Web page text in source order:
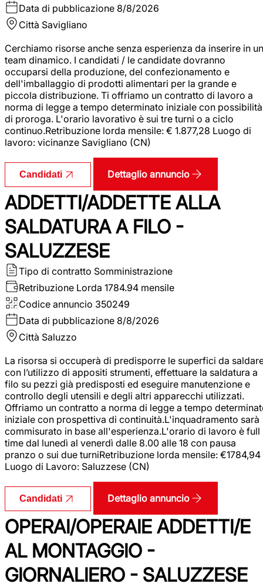
Data di pubblicazione 8/8/2026
Città Savigliano
Cerchiamo risorse anche senza esperienza da inserire in un
team dinamico. I candidati / le candidate dovranno
occuparsi della produzione, del confezionamento e
dell'imballaggio di prodotti alimentari per la grande e
piccola distribuzione. Ti offriamo un contratto di lavoro a
norma di legge a tempo determinato iniziale con possibilità
di proroga. L'orario lavorativo è sui tre turni o a ciclo
continuo.Retribuzione lorda mensile: € 1.877,28 Luogo di
lavoro: vicinanze Savigliano (CN)
Candidati Dettaglio annuncio
ADDETTI/ADDETTE ALLA
SALDATURA A FILO -
SALUZZESE
Tipo di contratto Somministrazione
Retribuzione Lorda 1784.94 mensile
Codice annuncio 350249
Data di pubblicazione 8/8/2026
Città Saluzzo
La risorsa si occuperà di predisporre le superfici da
con l’utilizzo di appositi strumenti, effettuare la saldatura a
filo su pezzi già predisposti ed eseguire manutenzione e
controllo degli utensili e degli altri apparecchi utilizzati.
Offriamo un contratto a norma di legge a tempo
iniziale con prospettiva di continuità.L'inquadramento sarà
commisurato in base all'esperienza.L'orario di lavoro è full
time dal lunedì al venerdì dalle 8.00 alle 18 con pausa
pranzo o sui due turniRetribuzione lorda mensile: €1784,94
Luogo di Lavoro: Saluzzese (CN)
Candidati Dettaglio annuncio
OPERAI/OPERAIE ADDETTI/E
AL MONTAGGIO -
GIORNALIERO - SALUZZESE